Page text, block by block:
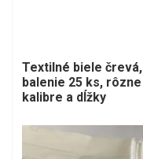
Textilné biele črevá,
balenie 25 ks, rôzne
kalibre a dĺžky